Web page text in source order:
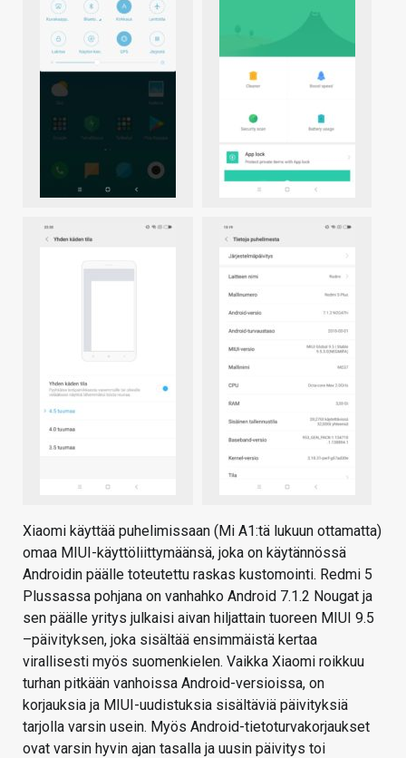
Xiaomi käyttää puhelimissaan (Mi A1:tä lukuun ottamatta)
omaa MIUI-käyttöliittymäänsä, joka on käytännössä
Androidin päälle toteutettu raskas kustomointi. Redmi 5
Plussassa pohjana on vanhahko Android 7.1.2 Nougat ja
sen päälle yritys julkaisi aivan hiljattain tuoreen MIUI 9.5
–päivityksen, joka sisältää ensimmäistä kertaa
virallisesti myös suomenkielen. Vaikka Xiaomi roikkuu
turhan pitkään vanhoissa Android-versioissa, on
korjauksia ja MIUI-uudistuksia sisältäviä päivityksiä
tarjolla varsin usein. Myös Android-tietoturvakorjaukset
ovat varsin hyvin ajan tasalla ja uusin päivitys toi